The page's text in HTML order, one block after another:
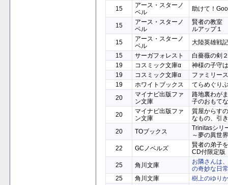
15
アース・スターノ
ベル
助けて！
15
アース・スターノ
ベル
賢者の教室
ルアップ１
15
アース・スターノ
ベル
大陸英雄戦
15
サーガフォレスト
白薔薇の剣２
19
コスミック文庫α
神様の子守
19
コスミック文庫α
ファミリー
19
ホワイトブックス
てらめぐり
20
マイナビ出版ファ
ン文庫
路地裏わが
子のおもて
20
マイナビ出版ファ
ン文庫
質屋からす
なもの、引
20
TOブックス
Trinitasシリ
～夢の異世
22
GCノベルズ
賢者の弟子
CD付限定版
25
角川文庫
お隣さんは
の奇妙な日常
25
角川文庫 樹上のゆり